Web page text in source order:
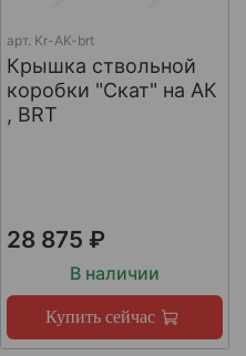
арт. Kr-AK-brt
Крышка ствольной
коробки "Скат" на АК
, BRT
28 875 ₽
В наличии
Купить сейчас